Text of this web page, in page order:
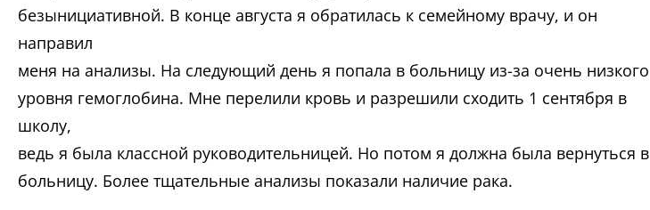
безынициативной. В конце августа я обратилась к семейному врачу, и он
направил
меня на анализы. На следующий день я попала в больницу из-за очень низкого
уровня гемоглобина. Мне перелили кровь и разрешили сходить 1 сентября в
школу,
ведь я была классной руководительницей. Но потом я должна была вернуться в
больницу. Более тщательные анализы показали наличие рака.